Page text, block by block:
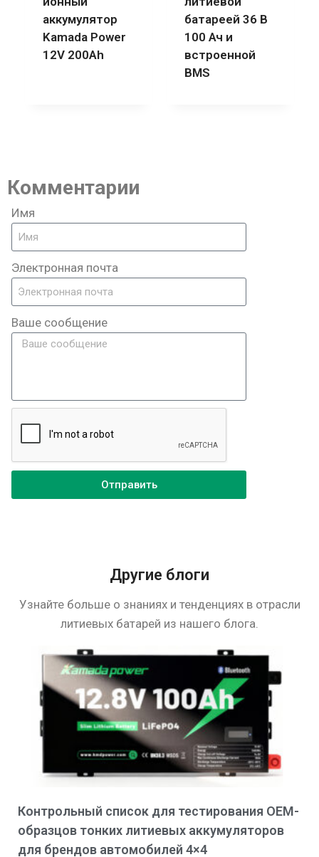
аккумулятор
Kamada Power
12V 200Ah
батареей 36 В
100 Ач и
встроенной
BMS
Комментарии
Имя
Электронная почта
Ваше сообщение
Отправить
Другие блоги
Узнайте больше о знаниях и тенденциях в отрасли
литиевых батарей из нашего блога.
Контрольный список для тестирования OEM-
образцов тонких литиевых аккумуляторов
для брендов автомобилей 4×4